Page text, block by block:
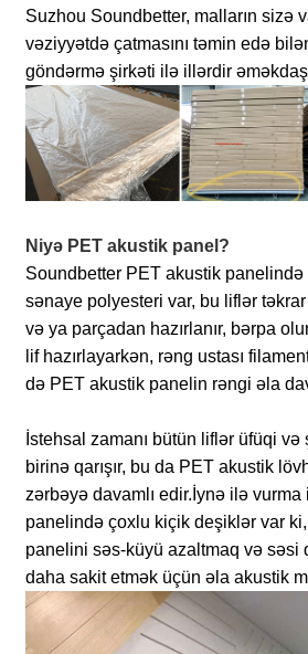
Suzhou Soundbetter, malların sizə
vəziyyətdə çatmasını təmin edə
göndərmə şirkəti ilə illərdir
Niyə PET akustik panel?
Soundbetter PET akustik
sənaye polyesteri var, bu liflər
və ya parçadan hazırlanır, bərpa
lif hazırlayarkən, rəng ustası
də PET akustik panelin rəngi əla
İstehsal zamanı bütün liflər üfüqi
birinə qarışır, bu da PET akustik
zərbəyə davamlı edir. İynə ilə
panelində çoxlu kiçik deşiklər var
panelini səs-küyü azaltmaq və səsi
daha sakit etmək üçün əla akustik